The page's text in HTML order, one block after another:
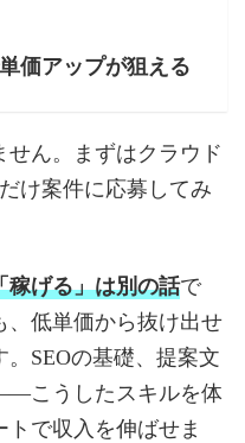
価アップが狙える
ん。まずはクラウド
け案件に応募してみ
稼げる」は別の話で
、低単価から抜け出せ
SEOの基礎、提案文
こうしたスキルを体
で収入を伸ばせま